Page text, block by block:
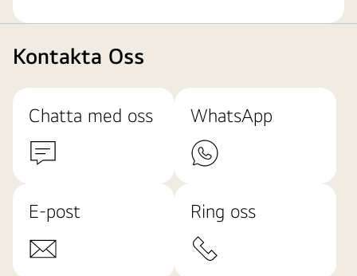
Kontakta Oss
Chatta med oss WhatsApp
E-post Ring oss